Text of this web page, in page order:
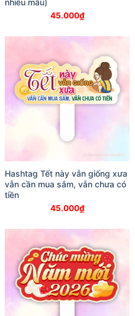
nhiều mẫu)
45.000₫
Hashtag Tết này vẫn giống xưa
vẫn cần mua sắm, vẫn chưa có
tiền
45.000₫